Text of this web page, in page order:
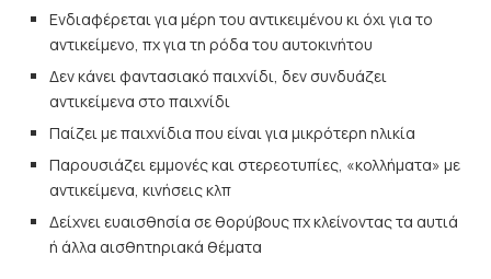
Ενδιαφέρεται για μέρη του αντικειμένου κι όχι για το
αντικείμενο, πχ για τη ρόδα του αυτοκινήτου
Δεν κάνει φαντασιακό παιχνίδι, δεν συνδυάζει
αντικείμενα στο παιχνίδι
Παίζει με παιχνίδια που είναι για μικρότερη ηλικία
Παρουσιάζει εμμονές και στερεοτυπίες, «κολλήματα» με
αντικείμενα, κινήσεις κλπ
Δείχνει ευαισθησία σε θορύβους πχ κλείνοντας τα αυτιά
ή άλλα αισθητηριακά θέματα